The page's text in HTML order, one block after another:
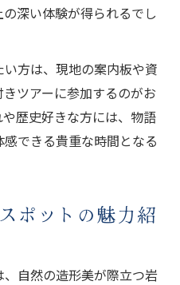
深い体験が得られるでし
方は、現地の案内板や資
ツアーに参加するのがお
歴史好きな方には、物語
できる貴重な時間となる
ポットの魅力紹
自然の造形美が際立つ岩